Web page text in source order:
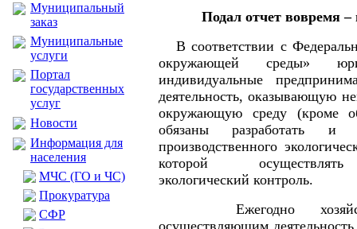
Муниципальный
заказ
Муниципальные
услуги
Портал
государственных
услуг
Новости
Информация для
населения
МЧС (ГО и ЧС)
Прокуратура
CФР
Подал отчет вовремя
В соответствии с
окружающей среды»
индивидуальные
деятельность, оказывающую
окружающую среду (кроме
обязаны разработать и
производственного
которой осуществлять
экологический контроль.
Ежегодно
осуществляющим